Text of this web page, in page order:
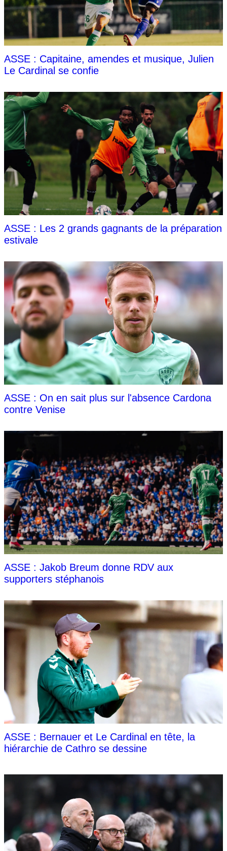
ASSE : Capitaine, amendes et musique, Julien
Le Cardinal se confie
ASSE : Les 2 grands gagnants de la préparation
estivale
ASSE : On en sait plus sur l'absence Cardona
contre Venise
ASSE : Jakob Breum donne RDV aux
supporters stéphanois
ASSE : Bernauer et Le Cardinal en tête, la
hiérarchie de Cathro se dessine